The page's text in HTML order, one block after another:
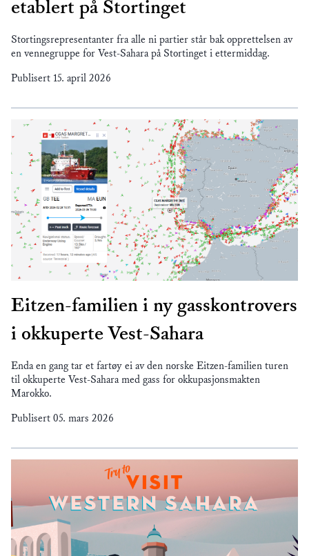
etablert på Stortinget
Stortingsrepresentanter fra alle ni partier står bak opprettelsen av
en vennegruppe for Vest-Sahara på Stortinget i ettermiddag.
Publisert 15. april 2026
Eitzen-familien i ny gasskontrovers
i okkuperte Vest-Sahara
Enda en gang tar et fartøy ei av den norske Eitzen-familien turen
til okkuperte Vest-Sahara med gass for okkupasjonsmakten
Marokko.
Publisert 05. mars 2026